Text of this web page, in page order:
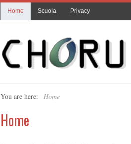
Home Scuola Privacy
You are here: Home
Home